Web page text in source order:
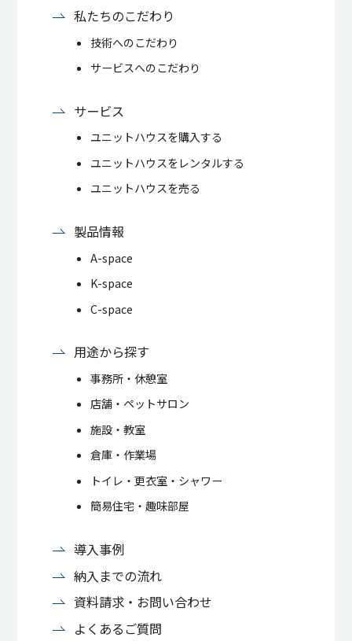
私たちのこだわり
技術へのこだわり
サービスへのこだわり
サービス
ユニットハウスを購入する
ユニットハウスをレンタルする
ユニットハウスを売る
製品情報
A-space
K-space
C-space
用途から探す
事務所・休憩室
店舗・ペットサロン
施設・教室
倉庫・作業場
トイレ・更衣室・シャワー
簡易住宅・趣味部屋
導入事例
納入までの流れ
資料請求・お問い合わせ
よくあるご質問